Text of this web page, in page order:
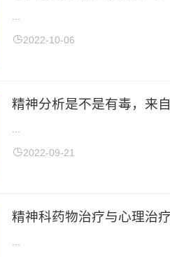
2022-10-06
精神分析是不是有毒，来自
2022-09-21
精神科药物治疗与心理治